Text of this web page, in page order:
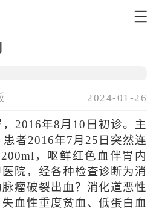
2024-01-26
2016年8月10日初诊。主
者2016年7月25日突然连
，呕鲜红色血伴胃内
院，经各种检查诊断为消
瘤破裂出血？消化道恶性
血性重度贫血、低蛋白血